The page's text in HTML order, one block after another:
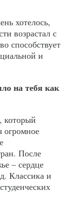
хотелось,
возрастал с
способствует
и
на тебя как
который
огромное
После
– сердце
Классика и